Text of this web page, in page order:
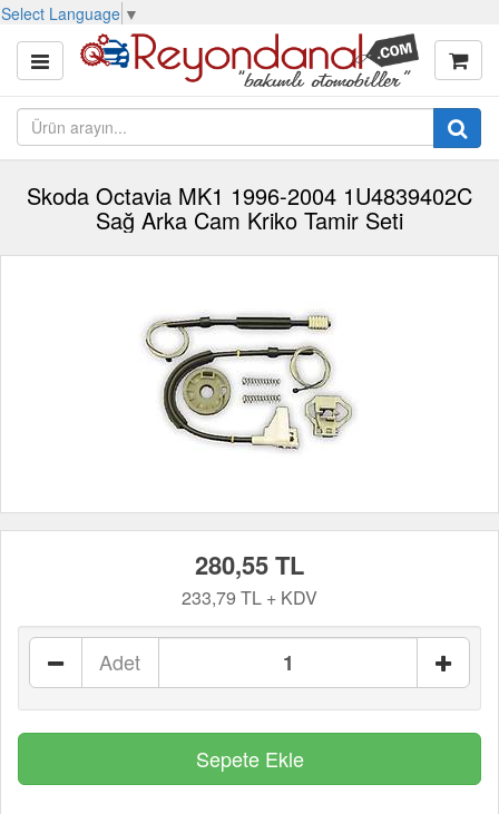
Select Language ▼
Skoda Octavia MK1 1996-2004 1U4839402C
Sağ Arka Cam Kriko Tamir Seti
280,55 TL
233,79 TL + KDV
Adet